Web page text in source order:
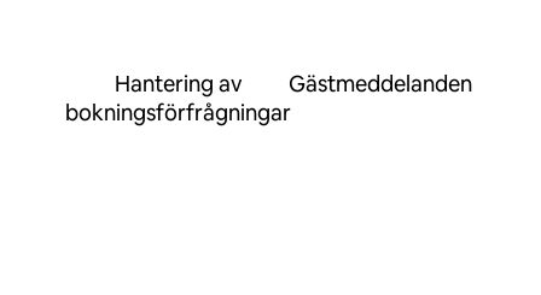
Hantering av
bokningsförfrågningar
Gästmeddelanden